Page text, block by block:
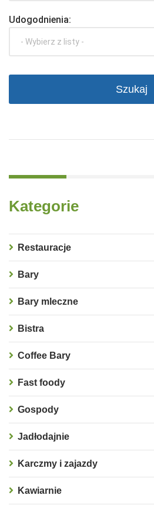
Udogodnienia:
- Wybierz z listy -
Kategorie
Restauracje
Bary
Bary mleczne
Bistra
Coffee Bary
Fast foody
Gospody
Jadłodajnie
Karczmy i zajazdy
Kawiarnie